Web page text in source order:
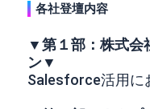
各社登壇内容
▼第１部：株式会
ン▼
Salesforce活用に